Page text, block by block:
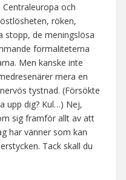
och
röken,
stopp, de meningslösa
formaliteterna
Men kanske inte
mera en
tystnad. (Försökte
upp dig? Kul…) Nej,
sig framför allt av att
har vänner som kan
Tack skall du